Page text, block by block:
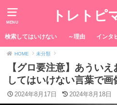
MENU トレトピ
検索してはいけない ～理由 インタ
HOME 未分類
【グロ要注意】あうい
してはいけない言葉で画
2024年8月17日 2024年8月18日